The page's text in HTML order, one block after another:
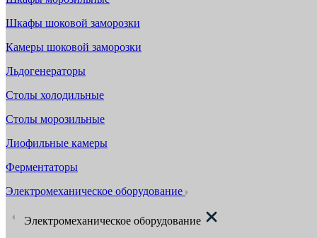
Шкафы шоковой заморозки
Камеры шоковой заморозки
Льдогенераторы
Столы холодильные
Столы морозильные
Лиофильные камеры
Ферментаторы
Электромеханическое оборудование
Электромеханическое оборудование